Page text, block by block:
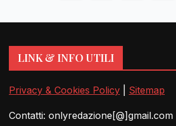
LINK & INFO UTILI
Privacy & Cookies Policy Sitemap
Contatti: onlyredazione[@]gmail.com